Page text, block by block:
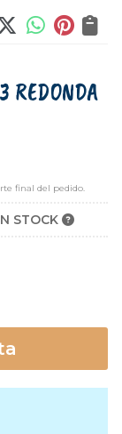
REDONDA
final del pedido.
STOCK